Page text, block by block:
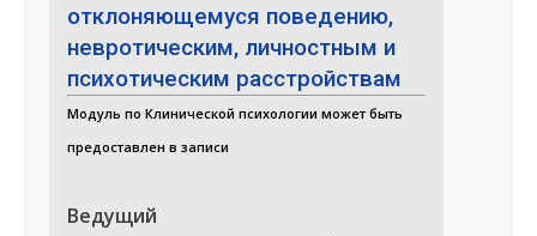
отклоняющемуся поведению,
невротическим, личностным и
психотическим расстройствам
Модуль по Клинической психологии может быть
предоставлен в записи
Ведущий